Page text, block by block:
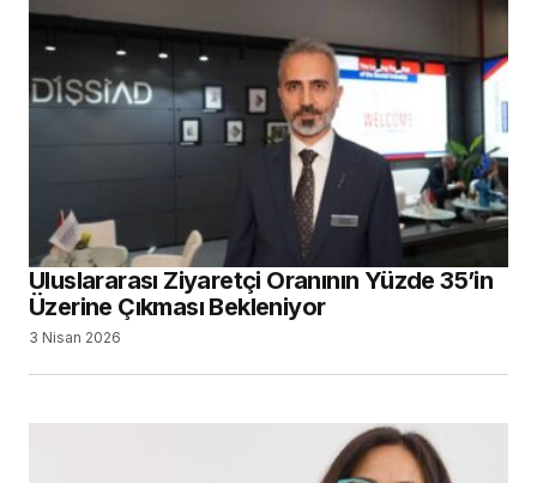
Uluslararası Ziyaretçi Oranının Yüzde 35’in
Üzerine Çıkması Bekleniyor
3 Nisan 2026